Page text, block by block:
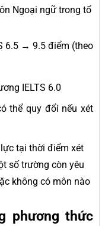
Ngoại ngữ trong tổ
6.5 → 9.5 điểm (theo
IELTS 6.0
thể quy đổi nếu xét
tại thời điểm xét
số trường còn yêu
không có môn nào
phương thức